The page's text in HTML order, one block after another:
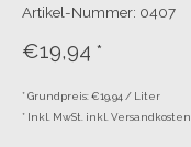
Artikel-Nummer: 0407
€19,94 *
* Grundpreis: €19,94 / Liter
* Inkl. MwSt. inkl. Versandkosten